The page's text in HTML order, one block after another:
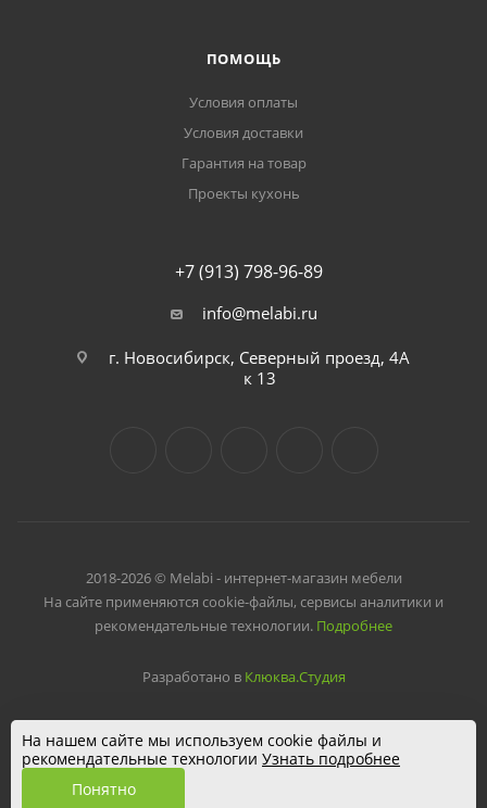
ПОМОЩЬ
Условия оплаты
Условия доставки
Гарантия на товар
Проекты кухонь
+7 (913) 798-96-89
info@melabi.ru
г. Новосибирск, Северный проезд, 4А
к 13
2018-2026 © Melabi - интернет-магазин мебели
На сайте применяются cookie-файлы, сервисы аналитики и
рекомендательные технологии. Подробнее
Разработано в Клюква.Студия
На нашем сайте мы используем cookie файлы и
рекомендательные технологии Узнать подробнее
Понятно